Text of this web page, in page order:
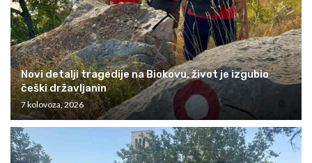
Novi detalji tragedije na Biokovu, život je izgubio
češki državljanin
7 kolovoza, 2026